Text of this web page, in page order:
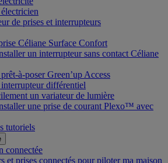
de prises et interrupteurs
Céliane Surface Confort
un interrupteur sans contact Céliane
à-poser Green’up Access
différentiel
un variateur de lumière
une prise de courant Plexo™ avec
tutoriels
connectée
et prises connectés pour piloter ma maison